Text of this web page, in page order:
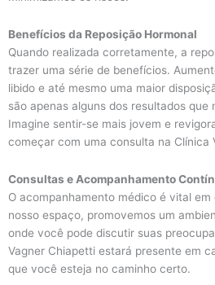
Benefícios da Reposição Hormonal
Quando realizada corretamente, a
trazer uma série de benefícios.
libido e até mesmo uma maior
são apenas alguns dos resultados que
Imagine sentir-se mais jovem e
começar com uma consulta na Clínica
Consultas e Acompanhamento
O acompanhamento médico é vital
nosso espaço, promovemos um
onde você pode discutir suas
Vagner Chiapetti estará presente em
que você esteja no caminho certo.